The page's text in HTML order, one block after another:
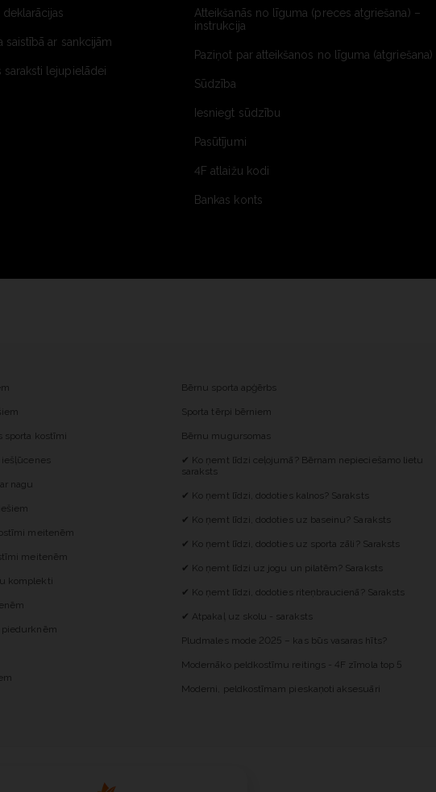
saistībā ar sankcijām
saraksti lejupielādei
Atteikšanās no līguma (preces atgriešana) –
instrukcija
Paziņot par atteikšanos no līguma (atgriešana)
Sūdzība
Iesniegt sūdzību
Pasūtījumi
4F atlaižu kodi
Bankas konts
sporta kostīmi
nagu
meitenēm
meitenēm
komplekti
Bērnu sporta apģērbs
Sporta tērpi bērniem
Bērnu mugursomas
✔ Ko ņemt līdzi ceļojumā? Bērnam nepieciešamo lietu
saraksts
✔ Ko ņemt līdzi, dodoties kalnos? Saraksts
✔ Ko ņemt līdzi, dodoties uz baseinu? Saraksts
✔ Ko ņemt līdzi, dodoties uz sporta zāli? Saraksts
✔ Ko ņemt līdzi uz jogu un pilatēm? Saraksts
✔ Ko ņemt līdzi, dodoties riteņbraucienā? Saraksts
✔ Atpakaļ uz skolu - saraksts
Pludmales mode 2025 – kas būs vasaras hīts?
Modernāko peldkostīmu reitings - 4F zīmola top 5
Moderni, peldkostīmam pieskaņoti aksesuāri